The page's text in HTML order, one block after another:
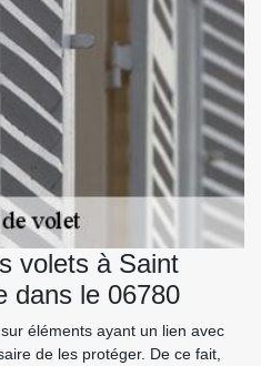
volets à Saint
dans le 06780
éléments ayant un lien avec
de les protéger. De ce fait,